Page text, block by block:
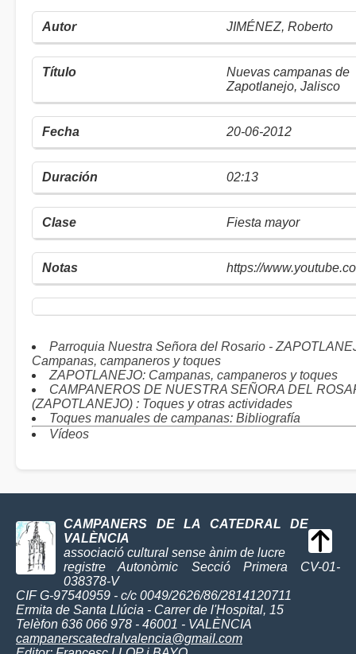
JIMÉNEZ, Roberto
Nuevas campanas de
Zapotlanejo, Jalisco
20-06-2012
02:13
Fiesta mayor
https://
Parroquia Nuestra Señora del Rosario -
Campanas, campaneros y toques
ZAPOTLANEJO: Campanas, campaneros y toques
CAMPANEROS DE NUESTRA SEÑORA DEL
(ZAPOTLANEJO) : Toques y otras actividades
Toques manuales de campanas: Bibliografía
Vídeos
CAMPANERS DE LA CATEDRAL DE
VALÈNCIA
associació cultural sense ànim de lucre
registre Autonòmic Secció Primera CV-01-
038378-V
CIF G-97540959 - c/c 0049/2626/86/2814120711
Ermita de Santa Llúcia - Carrer de l'Hospital, 15
Telèfon 636 066 978 - 46001 - VALÈNCIA
campanerscatedralvalencia@gmail.com